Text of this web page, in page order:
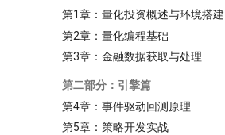
第1章：量化投资概述与环境搭建
第2章：量化编程基础
第3章：金融数据获取与处理
第二部分：引擎篇
第4章：事件驱动回测原理
第5章：策略开发实战